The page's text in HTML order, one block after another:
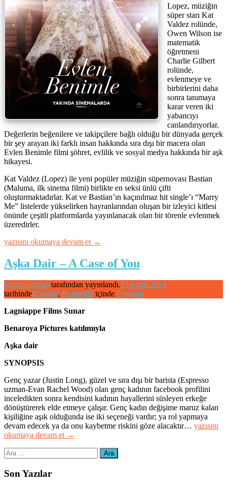
Lopez, müziğin
süper starı Kat
Valdez rolünde,
Owen Wilson ise
matematik
öğretmeni
Charlie Gilbert
rolünde,
evlenmeye ve
birbirlerini daha
sonra tanımaya
karar veren iki
yabancıyı
canlandırıyorlar.
Değerlerin beğenilere ve takipçilere bağlı olduğu bir dünyada gerçek
bir şey arayan iki farklı insan hakkında sıra dışı bir macera olan
Evlen Benimle filmi şöhret, evlilik ve sosyal medya hakkında bir aşk
hikayesi.
Kat Valdez (Lopez) ile yeni popüler müziğin süpernovası Bastian
(Maluma, ilk sinema filmi) birlikte en seksi ünlü çifti
oluşturmaktadırlar. Kat ve Bastian’ın kaçınılmaz hit single’ı “Marry
Me” listelerde yükselirken hayranlarından oluşan bir izleyici kitlesi
önünde çeşitli platformlarda yayınlanacak olan bir törenle evlenmek
üzeredirler.
“Evlen
–
Marry
yazısını okumaya devam et →
Aşka Dair – A Case of You
Nilgün Özcan tarafından yayınlandı.25 Eylül 2014
tarihindeKomedi, Romantik içinde 0 yorum
Lagniappe Films Sunar
Benaroya Pictures katılımıyla
Aşka dair
SYNOPSIS
Genç yazar (Justin Long), güzel ve sıra dışı bir barista (Espresso
uzman-Evan Rachel Wood) olan genç kadının facebook profilini
inceledikten sonra kendisini kadının hayallerini süsleyen erkeğe
dönüştürerek elde etmeye çalışır. Genç kadın değişime maruz kalan
kişiliğine aşık olduğunda ise iki seçeneği vardır; ya rol yapmaya
devam edecek ya da onu kaybetme riskini göze alacaktır… “Aşka
yazısını
okumaya devam et →
Arama:
Son Yazılar